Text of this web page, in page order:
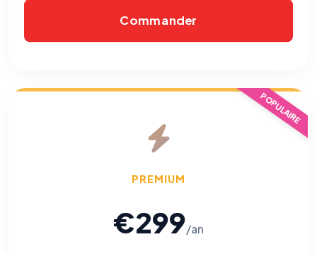
Commander
POPULAIRE
PREMIUM
€299/an